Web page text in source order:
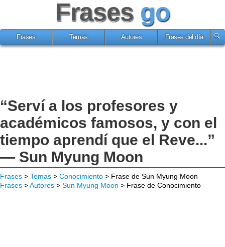
Frases go
Frases Temas Autores Frases del día
“Serví a los profesores y
académicos famosos, y con el
tiempo aprendí que el Reve...”
— Sun Myung Moon
Frases > Temas > Conocimiento > Frase de Sun Myung Moon
Frases >Autores > Sun Myung Moon > Frase de Conocimiento